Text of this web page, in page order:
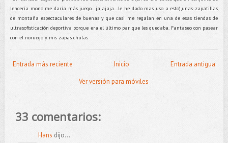
lencería mono me daría más juego...jajajaja...le he dado mas uso a esto),unas zapatillas
de montaña espectaculares de buenas y que casi me regalan en una de esas tiendas de
ultrasofisticación deportiva porque era el último par que les quedaba. Fantaseo con pasear
con el noruego y mis zapas chulas.
Entrada más reciente Entrada antigua
Inicio
Ver versión para móviles
33 comentarios:
Hans dijo...